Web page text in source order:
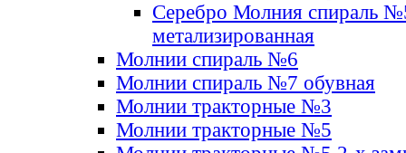
Серебро Молния спираль
метализированная
Молнии спираль №6
Молнии спираль №7 обувная
Молнии тракторные №3
Молнии тракторные №5